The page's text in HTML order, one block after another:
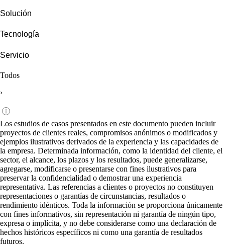
Solución
Tecnología
Servicio
Todos
›
Los estudios de casos presentados en este documento pueden incluir
proyectos de clientes reales, compromisos anónimos o modificados y
ejemplos ilustrativos derivados de la experiencia y las capacidades de
la empresa. Determinada información, como la identidad del cliente, el
sector, el alcance, los plazos y los resultados, puede generalizarse,
agregarse, modificarse o presentarse con fines ilustrativos para
preservar la confidencialidad o demostrar una experiencia
representativa. Las referencias a clientes o proyectos no constituyen
representaciones o garantías de circunstancias, resultados o
rendimiento idénticos. Toda la información se proporciona únicamente
con fines informativos, sin representación ni garantía de ningún tipo,
expresa o implícita, y no debe considerarse como una declaración de
hechos históricos específicos ni como una garantía de resultados
futuros.